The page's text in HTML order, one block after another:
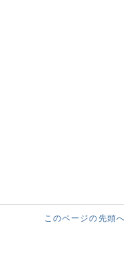
このページの先頭へ